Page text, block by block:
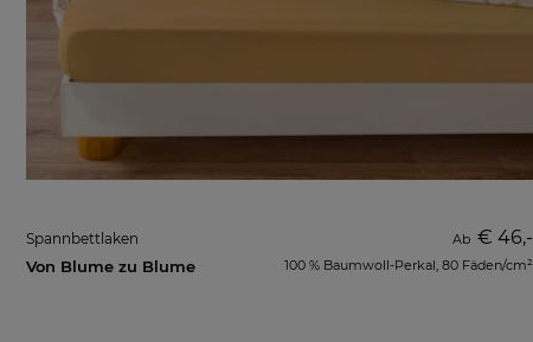
Spannbettlaken
Von Blume zu Blume
Ab € 46,-
100 % Baumwoll-Perkal, 80 Fäden/cm²